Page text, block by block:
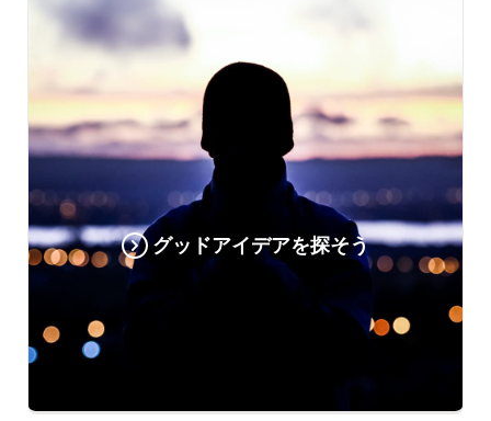
グッドアイデアを探そう